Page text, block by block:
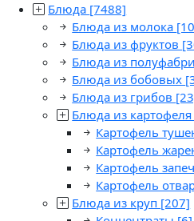
Блюда [7488]
Блюда из молока
Блюда из фруктов
Блюда из
Блюда из бобовых
Блюда из грибов
Блюда из картофеля
Картофель
Картофель
Картофель
Картофель
Блюда из круп [207]